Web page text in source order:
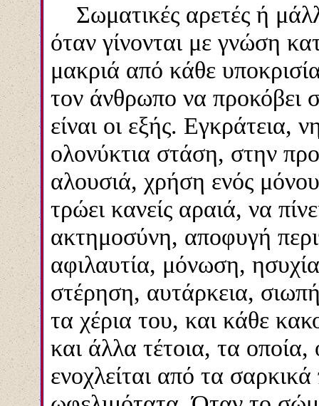
Σωματικές αρετές ή
όταν γίνονται με γνώση
μακριά από κάθε
τον άνθρωπο να προκόβει
είναι οι εξής. Εγκράτεια,
ολονύκτια στάση, στην
αλουσιά, χρήση ενός
τρώει κανείς αραιά, να
ακτημοσύνη, αποφυγή
αφιλαυτία, μόνωση,
στέρηση, αυτάρκεια,
τα χέρια του, και κάθε
και άλλα τέτοια, τα
ενοχλείται από τα